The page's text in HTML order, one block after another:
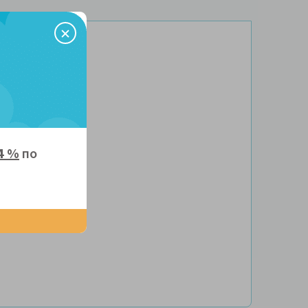
латекс
% по